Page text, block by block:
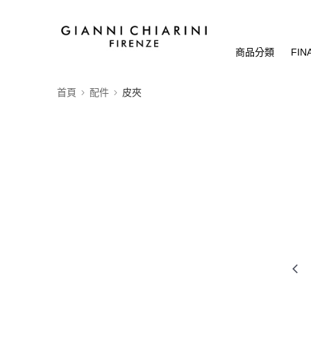
商品分類
首頁 配件 皮夾